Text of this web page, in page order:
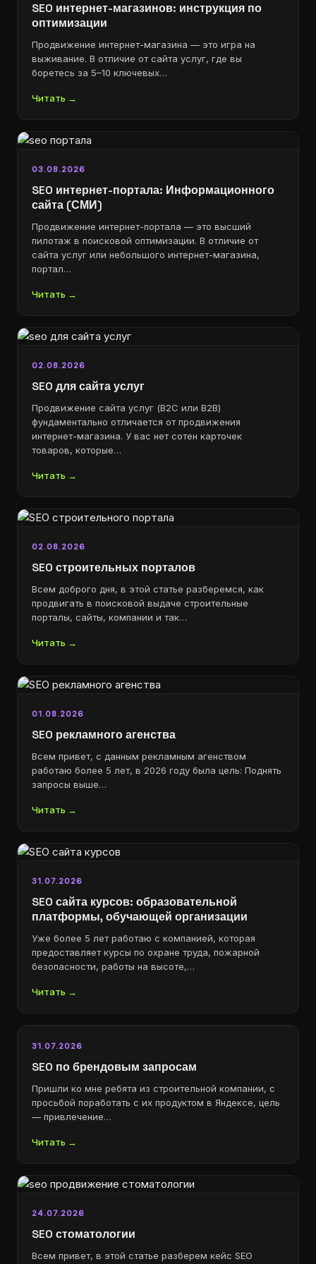
SEO интернет-магазинов: инструкция по
оптимизации
Продвижение интернет-магазина — это игра на
выживание. В отличие от сайта услуг, где вы
боретесь за 5–10 ключевых…
Читать →
03.08.2026
SEO интернет-портала: Информационного
сайта (СМИ)
Продвижение интернет-портала — это высший
пилотаж в поисковой оптимизации. В отличие от
сайта услуг или небольшого интернет-магазина,
портал…
Читать →
02.08.2026
SEO для сайта услуг
Продвижение сайта услуг (B2C или B2B)
фундаментально отличается от продвижения
интернет-магазина. У вас нет сотен карточек
товаров, которые…
Читать →
02.08.2026
SEO строительных порталов
Всем доброго дня, в этой статье разберемся, как
продвигать в поисковой выдаче строительные
порталы, сайты, компании и так…
Читать →
01.08.2026
SEO рекламного агенства
Всем привет, с данным рекламным агенством
работаю более 5 лет, в 2026 году была цель: Поднять
запросы выше…
Читать →
31.07.2026
SEO сайта курсов: образовательной
платформы, обучающей организации
Уже более 5 лет работаю с компанией, которая
предоставляет курсы по охране труда, пожарной
безопасности, работы на высоте,…
Читать →
31.07.2026
SEO по брендовым запросам
Пришли ко мне ребята из строительной компании, с
просьбой поработать с их продуктом в Яндексе, цель
— привлечение…
Читать →
24.07.2026
SEO стоматологии
Всем привет, в этой статье разберем кейс SEO